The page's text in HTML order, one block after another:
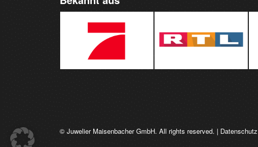
© Juwelier Maisenbacher GmbH. All rights reserved. | Datenschutz